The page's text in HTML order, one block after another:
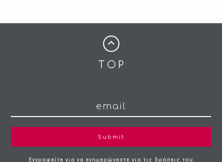
Submit
Εγγραφείτε για να ενημερώνεστε για τις δράσεις του